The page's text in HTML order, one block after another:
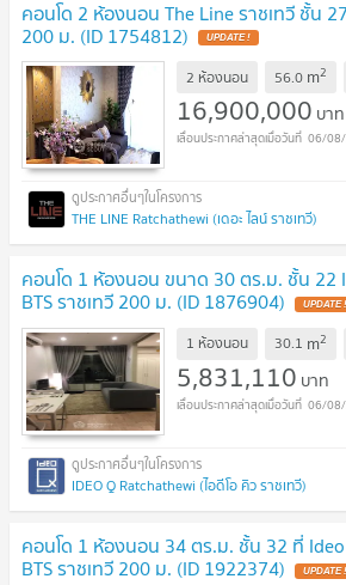
คอนโด 2 ห้องนอน The Line ราชเทวี ชั้น
200 ม. (ID 1754812) UPDATE !
2 ห้องนอน 56.0 m2
16,900,000 บาท
06/
THE LINE Ratchathewi (เดอะ ไลน์ ราชเทวี)
คอนโด 1 ห้องนอน ขนาด 30 ตร.ม. ชั้น 22
BTS ราชเทวี 200 ม. (ID 1876904) UPDATE !
1 ห้องนอน 30.1 m2
5,831,110 บาท
06/
IDEO Q Ratchathewi (ไอดีโอ คิว ราชเทวี)
คอนโด 1 ห้องนอน 34 ตร.ม. ชั้น 32 ที่
BTS ราชเทวี 200 ม. (ID 1922374) UPDATE !